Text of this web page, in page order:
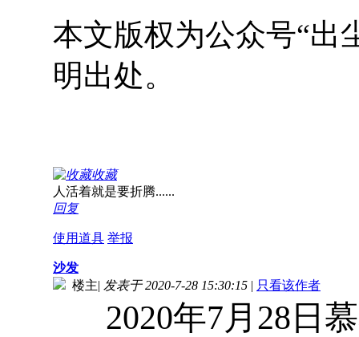
本文版权为公众号“出
明出处。
收藏
人活着就是要折腾......
回复
使用道具 举报
沙发
楼主| 发表于 2020-7-28 15:30:15 | 只看该作者
2020年7月28日